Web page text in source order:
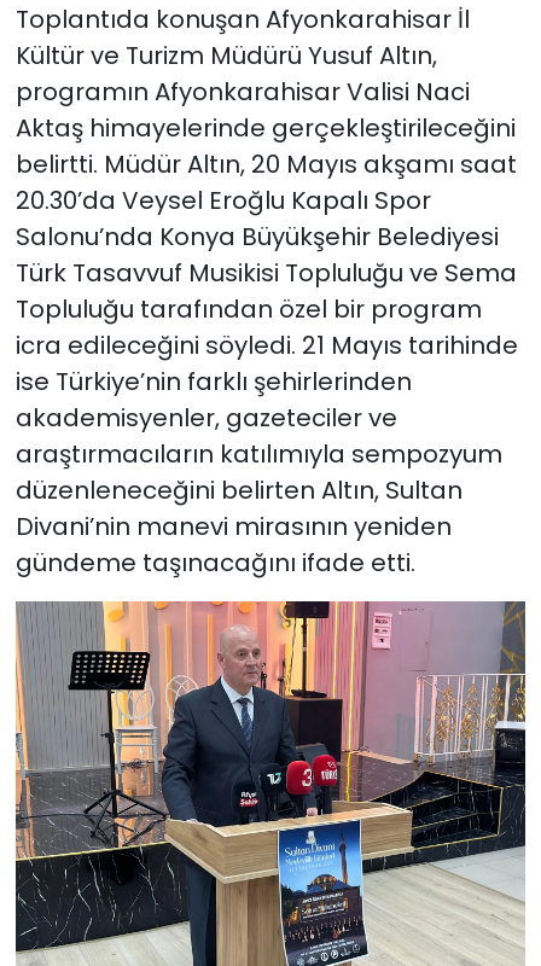
Toplantıda konuşan Afyonkarahisar İl
Kültür ve Turizm Müdürü Yusuf Altın,
programın Afyonkarahisar Valisi Naci
Aktaş himayelerinde gerçekleştirileceğini
belirtti. Müdür Altın, 20 Mayıs akşamı saat
20.30’da Veysel Eroğlu Kapalı Spor
Salonu’nda Konya Büyükşehir Belediyesi
Türk Tasavvuf Musikisi Topluluğu ve Sema
Topluluğu tarafından özel bir program
icra edileceğini söyledi. 21 Mayıs tarihinde
ise Türkiye’nin farklı şehirlerinden
akademisyenler, gazeteciler ve
araştırmacıların katılımıyla sempozyum
düzenleneceğini belirten Altın, Sultan
Divani’nin manevi mirasının yeniden
gündeme taşınacağını ifade etti.